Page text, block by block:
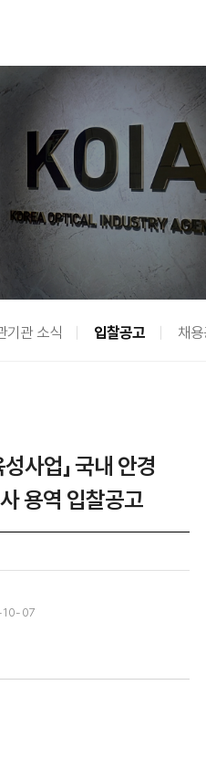
기관 소식 입찰공고 채
사업」 국내 안경
용역 입찰공고
07